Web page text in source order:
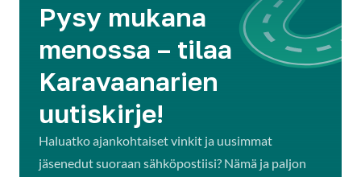
Pysy mukana
menossa – tilaa
Karavaanarien
uutiskirje!
Haluatko ajankohtaiset vinkit ja uusimmat
jäsenedut suoraan sähköpostiisi? Nämä ja paljon